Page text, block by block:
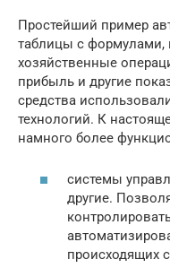
Простейший пример
таблицы с формулами,
хозяйственные
прибыль и другие
средства
технологий. К
намного более
системы
другие.
происходящих